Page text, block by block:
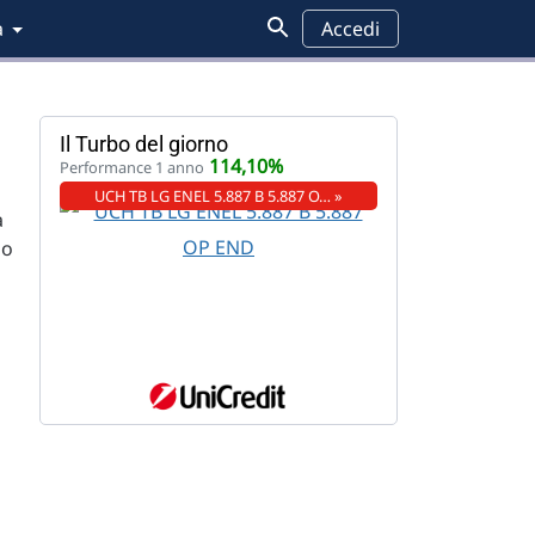
Accedi
Il Turbo del giorno
Performance 1 anno 114,10%
UCH TB LG ENEL 5.887 B 5.887 O… »